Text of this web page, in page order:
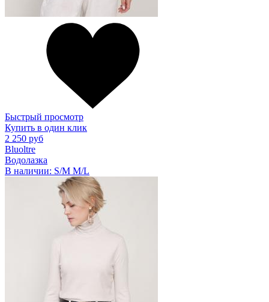
Быстрый просмотр
Купить в один клик
2 250 руб
Bluoltre
Водолазка
В наличии: S/M M/L